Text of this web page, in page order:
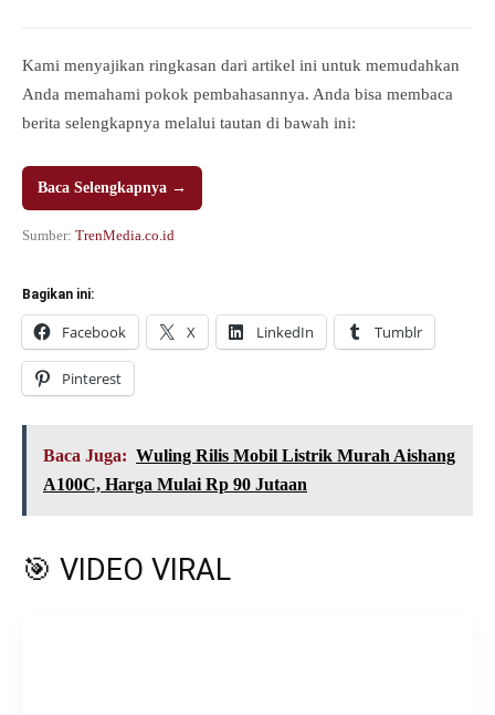
Kami menyajikan ringkasan dari artikel ini untuk memudahkan
Anda memahami pokok pembahasannya. Anda bisa membaca
berita selengkapnya melalui tautan di bawah ini:
Baca Selengkapnya →
Sumber: TrenMedia.co.id
Bagikan ini:
Facebook X LinkedIn Tumblr
Pinterest
Baca Juga: Wuling Rilis Mobil Listrik Murah Aishang
A100C, Harga Mulai Rp 90 Jutaan
🎯 VIDEO VIRAL